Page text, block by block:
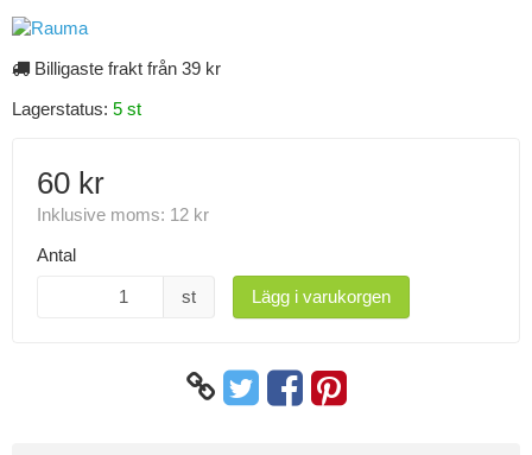
Billigaste frakt från 39 kr
Lagerstatus: 5 st
60 kr
Inklusive moms: 12 kr
Antal
st Lägg i varukorgen